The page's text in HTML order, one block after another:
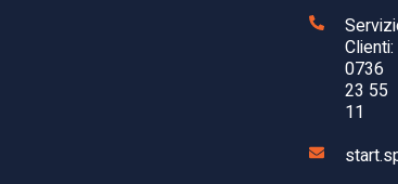
Clienti:
0736
23 55
11